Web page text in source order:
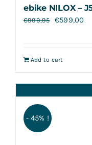
ebike NILOX –
€999,95 €599,00
Add to cart
- 45% !